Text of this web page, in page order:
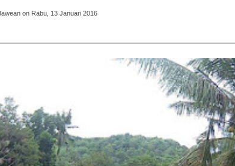
on Rabu, 13 Januari 2016